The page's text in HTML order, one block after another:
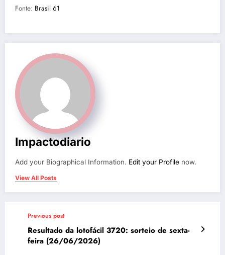
Fonte: Brasil 61
Impactodiario
Add your Biographical Information. Edit your Profile now.
View All Posts
Previous post
Resultado da lotofácil 3720: sorteio de sexta-
feira (26/06/2026)